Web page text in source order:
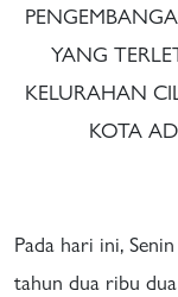
YANG
KELURAHAN
KOTA
Pada hari ini,
tahun dua ribu